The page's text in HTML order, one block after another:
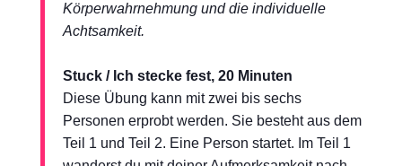
Körperwahrnehmung und die individuelle
Achtsamkeit.
Stuck / Ich stecke fest, 20 Minuten
Diese Übung kann mit zwei bis sechs
Personen erprobt werden. Sie besteht aus dem
Teil 1 und Teil 2. Eine Person startet. Im Teil 1